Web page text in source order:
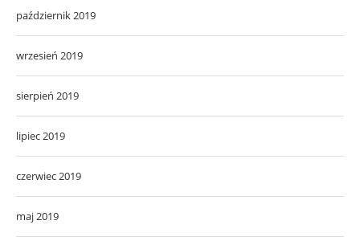
październik 2019
wrzesień 2019
sierpień 2019
lipiec 2019
czerwiec 2019
maj 2019